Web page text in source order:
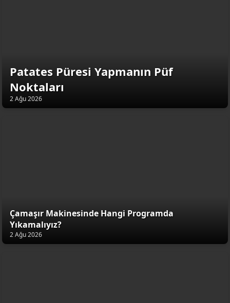
Patates Püresi Yapmanın Püf
Noktaları
2 Ağu 2026
Çamaşır Makinesinde Hangi Programda
Yıkamalıyız?
2 Ağu 2026